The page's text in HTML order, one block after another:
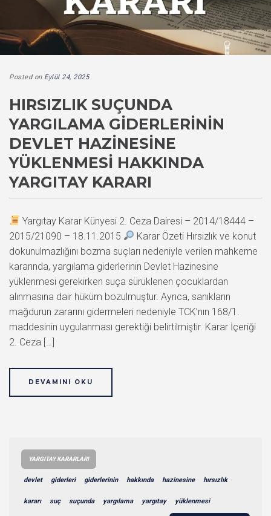
Posted on Eylül 24, 2025
HIRSIZLIK SUÇUNDA
YARGILAMA GIDERLERININ
DEVLET HAZINESINE
YÜKLENMESI HAKKINDA
YARGITAY KARARI
Yargıtay Karar Künyesi 2. Ceza Dairesi – 2014/18444 –
2015/21090 – 18.11.2015
Karar Özeti Hırsızlık ve konut
dokunulmazlığını bozma suçları nedeniyle verilen mahkeme
kararında, yargılama giderlerinin Devlet Hazinesine
yüklenmesi gerekirken suça sürüklenen çocuklardan
alınmasına dair hüküm bozulmuştur. Ayrıca, sanıkların
mağdurun zararını gidermeleri nedeniyle TCK’nın 168/1.
maddesinin uygulanması gerektiği belirtilmiştir. Karar İçeriği
2. Ceza […]
DEVAMINI OKU
YARGITAY KARARLARI
devlet giderleri giderlerinin hakkında hazinesine hırsızlık
kararı suç suçunda yargılama yargıtay yüklenmesi